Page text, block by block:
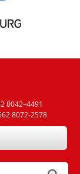
8042–4491
8072-2578